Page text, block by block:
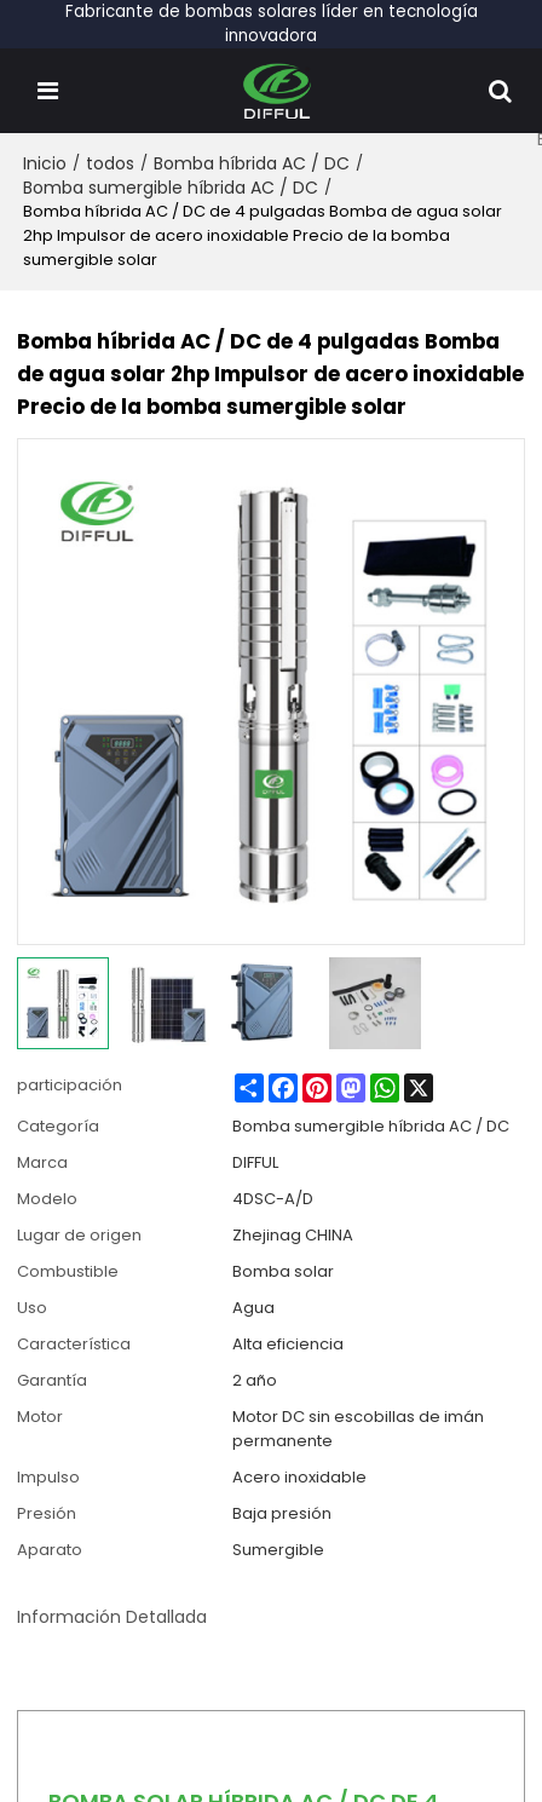
Fabricante de bombas solares líder en tecnología
innovadora
Inicio / todos / Bomba híbrida AC / DC /
Bomba sumergible híbrida AC / DC /
Bomba híbrida AC / DC de 4 pulgadas Bomba de agua solar
2hp Impulsor de acero inoxidable Precio de la bomba
sumergible solar
Bomba híbrida AC / DC de 4 pulgadas Bomba
de agua solar 2hp Impulsor de acero inoxidable
Precio de la bomba sumergible solar
participación ShareFacebook
PinterestMastodonWhatsApp
Categoría
Bomba sumergible híbrida AC / DC
Marca
DIFFUL
Modelo
4DSC-A/D
Lugar de origen
Zhejinag CHINA
Combustible
Bomba solar
Uso
Agua
Característica
Alta eficiencia
Garantía
2 año
Motor
Motor DC sin escobillas de imán
permanente
Impulso
Acero inoxidable
Presión
Baja presión
Aparato
Sumergible
Información Detallada